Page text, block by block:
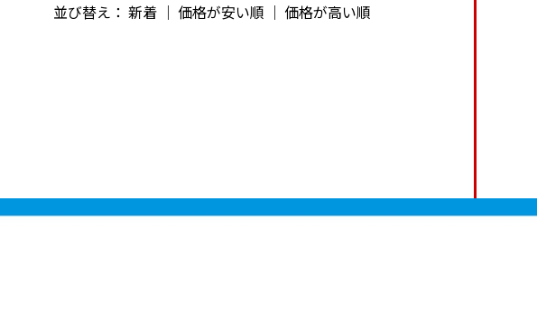
並び替え： 新着 ｜ 価格が安い順 ｜ 価格が高い順